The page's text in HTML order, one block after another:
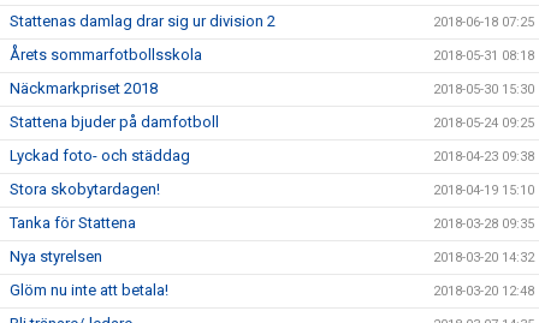
Stattenas damlag drar sig ur division 2 2018-06-18 07:25
Årets sommarfotbollsskola 2018-05-31 08:18
Näckmarkpriset 2018 2018-05-30 15:30
Stattena bjuder på damfotboll 2018-05-24 09:25
Lyckad foto- och städdag 2018-04-23 09:38
Stora skobytardagen! 2018-04-19 15:10
Tanka för Stattena 2018-03-28 09:35
Nya styrelsen 2018-03-20 14:32
Glöm nu inte att betala! 2018-03-20 12:48